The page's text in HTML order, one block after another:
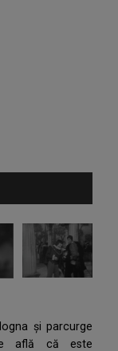
și parcurge
află că este